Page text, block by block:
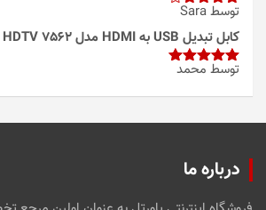
امتیاز4
از 5
توسط Sara
کابل تبدیل USB به HDMI مدل 3in1 HDTV 7562
امتیاز5از
توسط محمد
درباره ما